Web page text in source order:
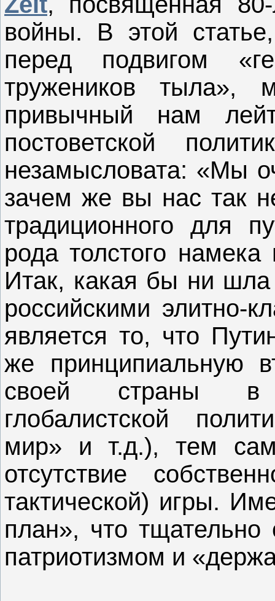
войны. В этой
перед подвигом
тружеников
привычный нам
постоветской
незамысловата: «Мы
зачем же вы нас так
традиционного для
рода толстого
Итак, какая бы ни
российскими элитно-
является то, что
же принципиальную
своей страны в
глобалистской
мир» и т.д.), тем
отсутствие
тактической) игры.
план», что
патриотизмом и